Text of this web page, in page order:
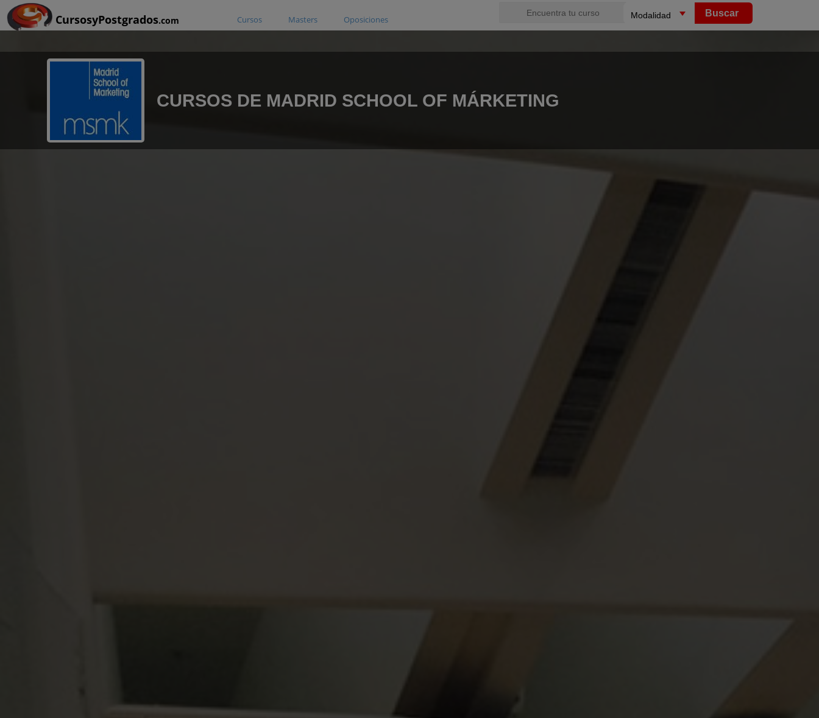
CursosyPostgrados.com
Buscar
Cursos Masters Oposiciones
CURSOS DE MADRID SCHOOL OF MÁRKETING